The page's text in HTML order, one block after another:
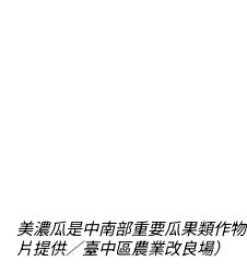
美濃瓜是中南部重要瓜果類作
片提供／臺中區農業改良場）